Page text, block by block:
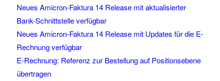
Neues Amicron-Faktura 14 Release mit aktualisierter
Bank-Schnittstelle verfügbar
Neues Amicron-Faktura 14 Release mit Updates für die E-
Rechnung verfügbar
E-Rechnung: Referenz zur Bestellung auf Positionsebene
übertragen